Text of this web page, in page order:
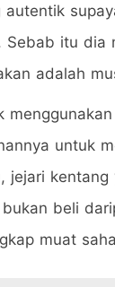
Sebab itu dia
adalah
untuk
jejari kentang
beli
muat